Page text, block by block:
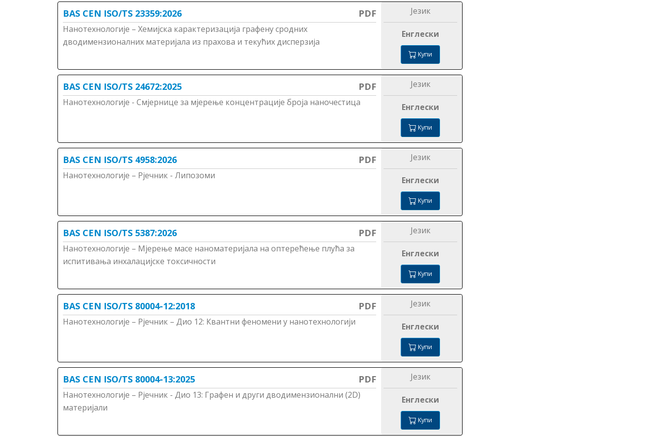
BAS CEN ISO/TS 23359:2026 PDF
Нанотехнологије – Хемијска карактеризација графену сродних
дводимензионалних материјала из прахова и текућих дисперзија
Језик
Енглески
Купи
BAS CEN ISO/TS 24672:2025 PDF
Нанотехнологије - Смјернице за мјерење концентрације броја наночестица
Језик
Енглески
Купи
BAS CEN ISO/TS 4958:2026 PDF
Нанотехнологије – Рјечник - Липозоми
Језик
Енглески
Купи
BAS CEN ISO/TS 5387:2026 PDF
Нанотехнологије – Мјерење масе наноматеријала на оптерећење плућа за
испитивања инхалацијске токсичности
Језик
Енглески
Купи
BAS CEN ISO/TS 80004-12:2018 PDF
Нанотехнологије – Рјечник – Дио 12: Квантни феномени у нанотехнологији
Језик
Енглески
Купи
BAS CEN ISO/TS 80004-13:2025 PDF
Нанотехнологије – Рјечник - Дио 13: Графен и други дводимензионални (2D)
материјали
Језик
Енглески
Купи